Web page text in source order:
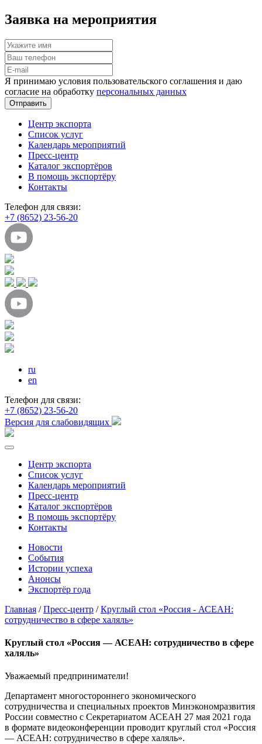
Заявка на мероприятия
Я принимаю условия пользовательского соглашения и даю
согласие на обработку персональных данных
Отправить
Центр экспорта
Список услуг
Календарь мероприятий
Пресс-центр
Каталог экспортёров
В помощь экспортёру
Контакты
Телефон для связи:
+7 (8652) 23-56-20
ru
en
Телефон для связи:
+7 (8652) 23-56-20
Версия для слабовидящих
Центр экспорта
Список услуг
Календарь мероприятий
Пресс-центр
Каталог экспортёров
В помощь экспортёру
Контакты
Новости
События
Истории успеха
Анонсы
Экспортёр года
Главная /Пресс-центр /Круглый стол «Россия - АСЕАН:
сотрудничество в сфере халяль»
Круглый стол «Россия — АСЕАН: сотрудничество в сфере
халяль»
Уважаемый предприниматели!
Департамент многостороннего экономического
сотрудничества и специальных проектов Минэкономразвития
России совместно с Секретариатом АСЕАН 27 мая 2021 года
в формате видеоконференции проводит круглый стол «Россия
— АСЕАН: сотрудничество в сфере халяль».